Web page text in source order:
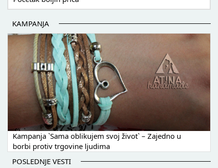
KAMPANJA
Kampanja `Sama oblikujem svoj život` – Zajedno u
borbi protiv trgovine ljudima
POSLEDNJE VESTI